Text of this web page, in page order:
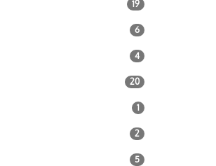
19
6
4
20
1
2
5